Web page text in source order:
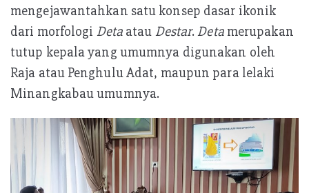
mengejawantahkan satu konsep dasar ikonik
dari morfologi Detaatau Destar.Deta merupakan
tutup kepala yang umumnya digunakan oleh
Raja atau Penghulu Adat, maupun para lelaki
Minangkabau umumnya.